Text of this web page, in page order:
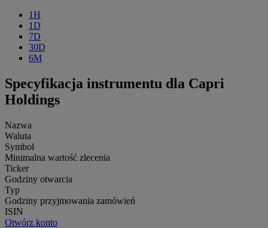
1H
1D
7D
30D
6M
Specyfikacja instrumentu dla Capri
Holdings
Nazwa
Waluta
Symbol
Minimalna wartość zlecenia
Ticker
Godziny otwarcia
Typ
Godziny przyjmowania zamówień
ISIN
Otwórz konto